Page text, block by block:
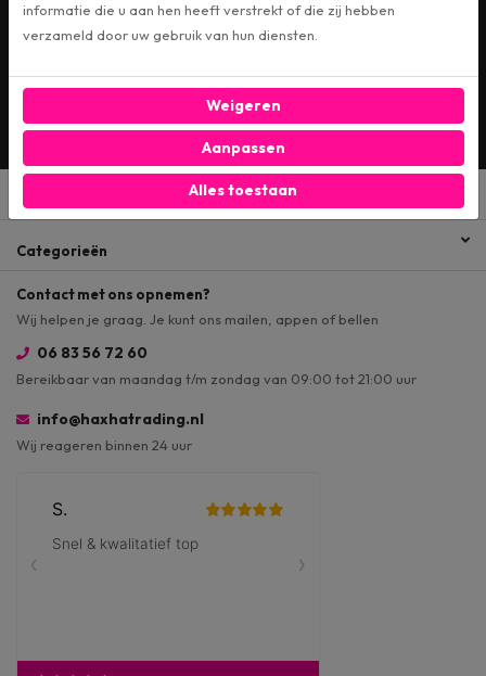
Wil je op de hoogte blijven? Schrijf je dan in voor
onze digitale nieuwsbrief!
Menu
Categorieën
Contact met ons opnemen?
Wij helpen je graag. Je kunt ons mailen, appen of bellen
06 83 56 72 60
Bereikbaar van maandag t/m zondag van 09:00 tot 21:00 uur
info@haxhatrading.nl
Wij reageren binnen 24 uur
informatie die u aan hen heeft verstrekt of die zij hebben
verzameld door uw gebruik van hun diensten.
Weigeren
Aanpassen
Alles toestaan